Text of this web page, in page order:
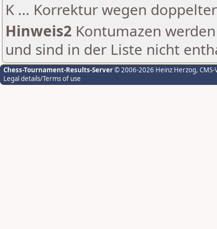
K ... Korrektur wegen
Hinweis2 Kontumazen
und sind in der Liste nicht
Chess-Tournament-Results-Server© 2006-2026 Heinz Herzog,
Legal details/Terms of use